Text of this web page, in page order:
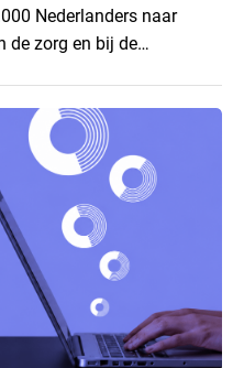
Nederlanders naar
de zorg en bij de
zij een grens? Dit
Miles
zijn…